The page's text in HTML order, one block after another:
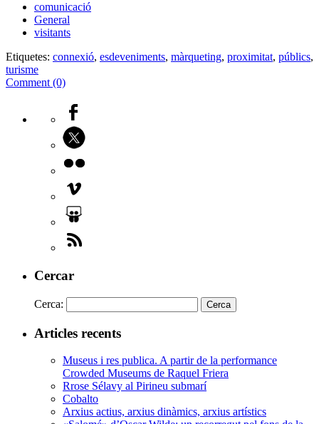
comunicació
General
visitants
Etiquetes: connexió, esdeveniments, màrqueting, proximitat, públics,
turisme
Comment (0)
Cercar
Cerca:
Articles recents
Museus i res publica. A partir de la performance
Crowded Museums de Raquel Friera
Rrose Sélavy al Pirineu submarí
Cobalto
Arxius actius, arxius dinàmics, arxius artístics